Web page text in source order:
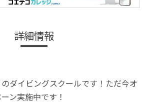
詳細情報
ダイビングスクールです！ただ今オ
ン実施中です！